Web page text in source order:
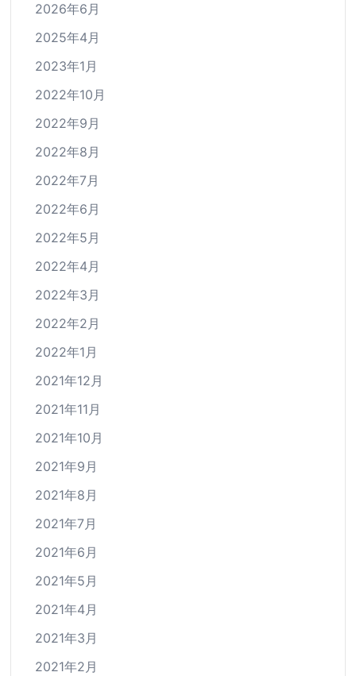
2026年6月
2025年4月
2023年1月
2022年10月
2022年9月
2022年8月
2022年7月
2022年6月
2022年5月
2022年4月
2022年3月
2022年2月
2022年1月
2021年12月
2021年11月
2021年10月
2021年9月
2021年8月
2021年7月
2021年6月
2021年5月
2021年4月
2021年3月
2021年2月